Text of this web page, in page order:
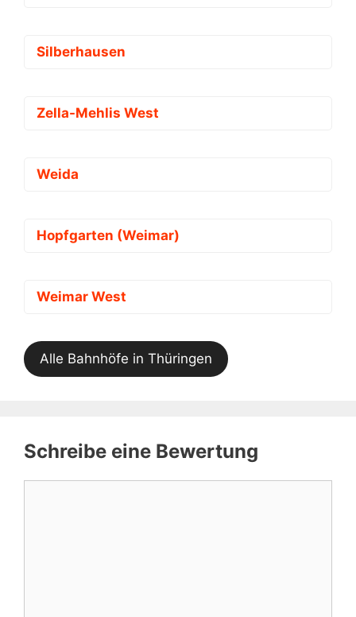
Silberhausen
Zella-Mehlis West
Weida
Hopfgarten (Weimar)
Weimar West
Alle Bahnhöfe in Thüringen
Schreibe eine Bewertung